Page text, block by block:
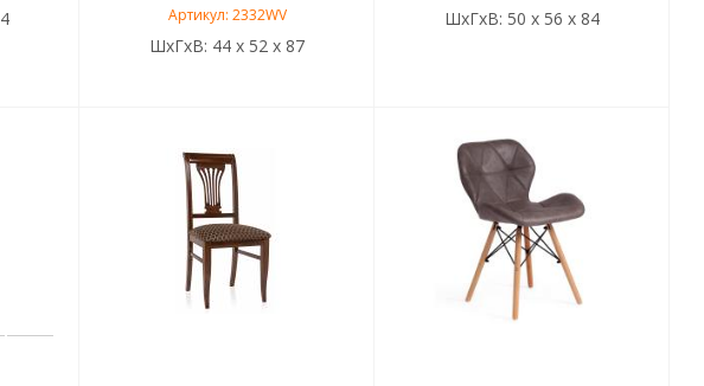
Артикул: 2332WV
ШхГхВ: 44 х 52 х 87
ШхГхВ: 50 х 56 х 84